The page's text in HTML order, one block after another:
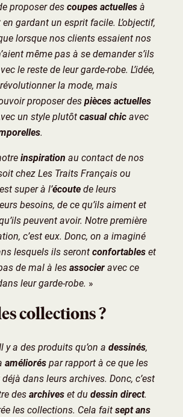
proposer descoupes actuellesà
gardant un esprit facile. L’objectif,
lorsque nos clients essaient nos
même pas à se demander s’ils
le reste de leur garde-robe. L’idée,
révolutionner la mode, mais
proposer des pièces actuelles
un style plutôt casual chicavec
.
inspiration au contact de nos
chez Les Traits Français ou
super à l’écoutede leurs
besoins, de ce qu’ils aiment et
peuvent avoir. Notre première
c’est eux. Donc, on a imaginé
lesquels ils seront confortableset
de mal à les associeravec ce
leur garde-robe. »
collections ?
y a des produits qu’on a dessinés,
amélioréspar rapport à ce que les
dans leurs archives. Donc, c’est
des archiveset du dessin direct.
les collections. Cela fait sept ans